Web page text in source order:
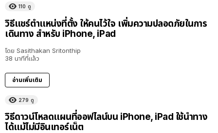
110 ดู
วิธีแชร์ตำแหน่งที่ตั้ง ให้คนไว้ใจ เพิ่มความปลอดภัยในการ
เดินทาง สำหรับ iPhone, iPad
โดย Sasithakan Sritonthip
38 นาทีที่แล้ว
อ่านเพิ่มเติม
279 ดู
วิธีดาวน์โหลดแผนที่ออฟไลน์บน iPhone, iPad ใช้นำทาง
ได้แม้ไม่มีอินเทอร์เน็ต